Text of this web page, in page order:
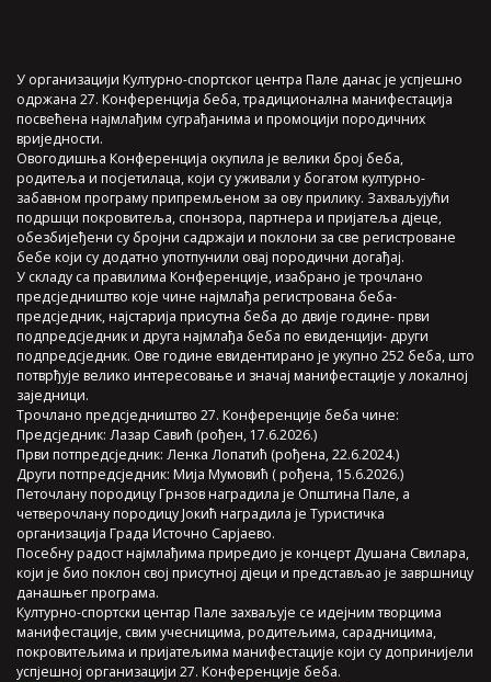
У организацији Културно-спортског центра Пале данас је успјешно
одржана 27. Конференција беба, традиционална манифестација
посвећена најмлађим суграђанима и промоцији породичних
вриједности.
Овогодишња Конференција окупила је велики број беба,
родитеља и посјетилаца, који су уживали у богатом културно-
забавном програму припремљеном за ову прилику. Захваљујући
подршци покровитеља, спонзора, партнера и пријатеља дјеце,
обезбијеђени су бројни садржаји и поклони за све регистроване
бебе који су додатно употпунили овај породични догађај.
У складу са правилима Конференције, изабрано је трочлано
предсједништво које чине најмлађа регистрована беба-
предсједник, најстарија присутна беба до двије године- први
подпредсједник и друга најмлађа беба по евиденцији- други
подпредсједник. Ове године евидентирано је укупно 252 беба, што
потврђује велико интересовање и значај манифестације у локалној
заједници.
Трочлано предсједништво 27. Конференције беба чине:
Предсједник: Лазар Савић (рођен, 17.6.2026.)
Први потпредсједник: Ленка Лопатић (рођена, 22.6.2024.)
Други потпредсједник: Мија Мумовић ( рођена, 15.6.2026.)
Петочлану породицу Грнзов наградила је Општина Пале, а
четверочлану породицу Јокић наградила је Туристичка
организација Града Источно Сарјаево.
Посебну радост најмлађима приредио је концерт Душана Свилара,
који је био поклон свој присутној дјеци и представљао је завршницу
данашњег програма.
Културно-спортски центар Пале захваљује се идејним творцима
манифестације, свим учесницима, родитељима, сарадницима,
покровитељима и пријатељима манифестације који су допринијели
успјешној организацији 27. Конференције беба.